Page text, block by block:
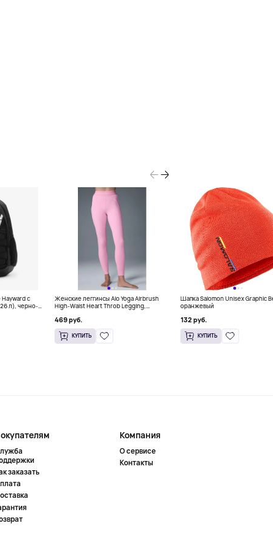
с
л), черно-
Женские леггинсы Alo Yoga Airbrush
High-Waist Heart Throb Legging,
469 руб.
КУПИТЬ
Шапка Salomon Unisex Graphic
оранжевый
132 руб.
КУПИТЬ
заказать
Компания
О сервисе
Контакты